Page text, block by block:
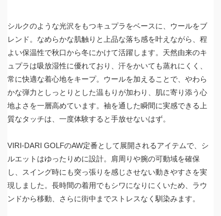
シルクのような光沢をもつキュプラをベースに、ウールをブ
レンド。なめらかな肌触りと上品な落ち感を叶えながら、程
よい保温性で秋口から冬にかけて活躍します。天然由来のキ
ュプラは吸放湿性に優れており、汗をかいても蒸れにくく、
常に快適な着心地をキープ。ウールを加えることで、やわら
かな弾力としっとりとした温もりが加わり、肌に寄り添う心
地よさを一層高めています。袖を通した瞬間に実感できる上
質なタッチは、一度体験すると手放せないはず。
VIRI-DARI GOLFのAW定番として展開されるアイテムで、シ
ルエットはゆったりめに設計。肩周りや腕の可動域を確保
し、スイング時にも突っ張りを感じさせない動きやすさを実
現しました。長時間の着用でもシワになりにくいため、ラウ
ンドから移動、さらに街中までストレスなく馴染みます。